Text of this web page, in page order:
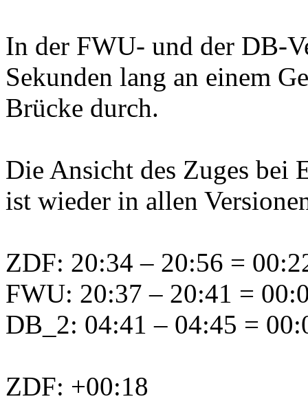
In der FWU- und der DB-
Sekunden lang an einem
Brücke durch.
Die Ansicht des Zuges bei
ist wieder in allen
ZDF: 20:34 – 20:56 =
FWU: 20:37 – 20:41 =
DB_2: 04:41 – 04:45 =
ZDF: +00:18